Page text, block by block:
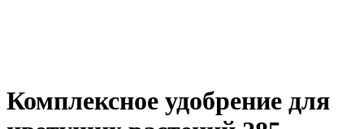
Комплексное удобрение для